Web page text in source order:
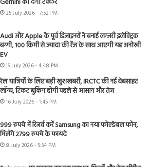
25 July 2026 - 7:52 PM
Audi और Apple के पूर्व डिजाइनरों ने बनाई लग्जरी इलेक्ट्रिक
बग्गी, 100 किमी से ज्यादा की रेंज के साथ आएगी यह अनोखी
EV
19 July 2026 - 4:48 PM
रेल यात्रियों के लिए बड़ी खुशखबरी, IRCTC की नई वेबसाइट
लॉन्च, टिकट बुकिंग होगी पहले से आसान और तेज
16 July 2026 - 1:45 PM
999 रुपये में रिजर्व करें Samsung का नया फोल्डेबल फोन,
मिलेंगे 2799 रुपये के फायदे
8 July 2026 - 5:54 PM